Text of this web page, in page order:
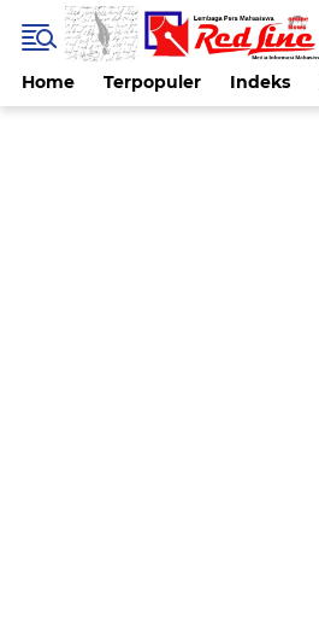
Home Terpopuler Indeks